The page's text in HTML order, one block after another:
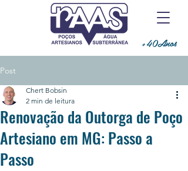
+40Anos
Post
Renovação da Outorga de Poço
Artesiano em MG: Passo a
Passo
Chert Bobsin
2 min de leitura